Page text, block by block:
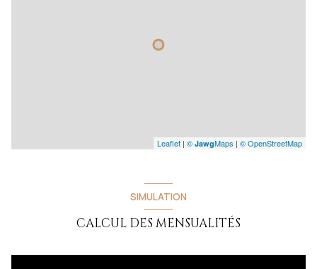
Leaflet | © JawgMaps | © OpenStreetMap
SIMULATION
CALCUL DES MENSUALITÉS